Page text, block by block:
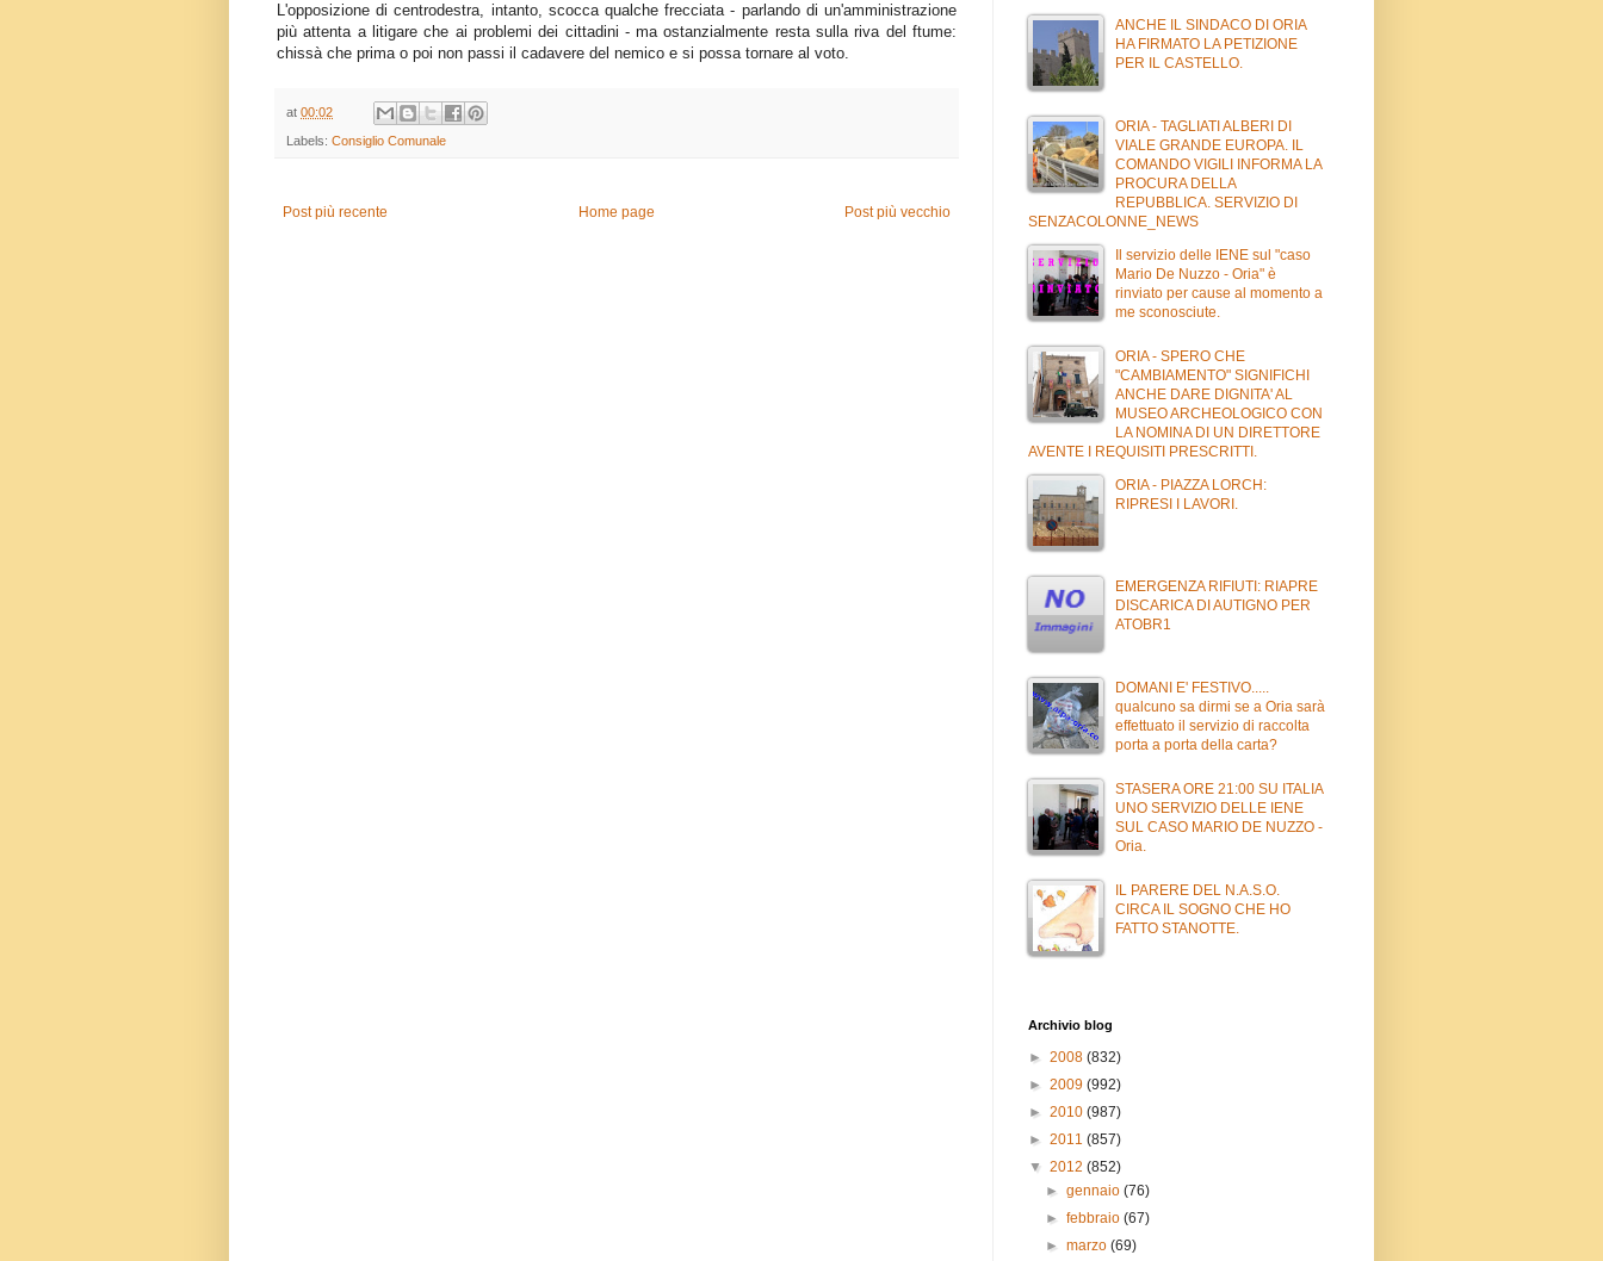
L'opposizione di centrodestra, intanto, scocca qualche frecciata - parlando di un'amministrazione
più attenta a litigare che ai problemi dei cittadini - ma ostanzialmente resta sulla riva del ftume:
chissà che prima o poi non passi il cadavere del nemico e si possa tornare al voto.
at 00:02
Labels: Consiglio Comunale
Post più recente Post più vecchio
Home page
ANCHE IL SINDACO DI ORIA
HA FIRMATO LA PETIZIONE
PER IL CASTELLO.
ORIA - TAGLIATI ALBERI DI
VIALE GRANDE EUROPA. IL
COMANDO VIGILI INFORMA LA
PROCURA DELLA
REPUBBLICA. SERVIZIO DI
SENZACOLONNE_NEWS
Il servizio delle IENE sul "caso
Mario De Nuzzo - Oria" è
rinviato per cause al momento a
me sconosciute.
ORIA - SPERO CHE
"CAMBIAMENTO" SIGNIFICHI
ANCHE DARE DIGNITA' AL
MUSEO ARCHEOLOGICO CON
LA NOMINA DI UN DIRETTORE
AVENTE I REQUISITI PRESCRITTI.
ORIA - PIAZZA LORCH:
RIPRESI I LAVORI.
EMERGENZA RIFIUTI: RIAPRE
DISCARICA DI AUTIGNO PER
ATOBR1
DOMANI E' FESTIVO.....
qualcuno sa dirmi se a Oria sarà
effettuato il servizio di raccolta
porta a porta della carta?
STASERA ORE 21:00 SU ITALIA
UNO SERVIZIO DELLE IENE
SUL CASO MARIO DE NUZZO -
Oria.
IL PARERE DEL N.A.S.O.
CIRCA IL SOGNO CHE HO
FATTO STANOTTE.
Archivio blog
► 2008 (832)
► 2009 (992)
► 2010 (987)
► 2011 (857)
▼ 2012 (852)
►gennaio(76)
►febbraio(67)
►marzo(69)